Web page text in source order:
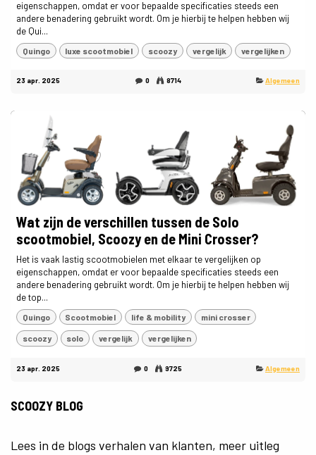
eigenschappen, omdat er voor bepaalde specificaties steeds een
andere benadering gebruikt wordt. Om je hierbij te helpen hebben wij
de Qui...
Quingo luxe scootmobiel scoozy vergelijk vergelijken
23 apr. 2025 0 8714 Algemeen
Wat zijn de verschillen tussen de Solo
scootmobiel, Scoozy en de Mini Crosser?
Het is vaak lastig scootmobielen met elkaar te vergelijken op
eigenschappen, omdat er voor bepaalde specificaties steeds een
andere benadering gebruikt wordt. Om je hierbij te helpen hebben wij
de top...
Quingo Scootmobiel life & mobility mini crosser
scoozy solo vergelijk vergelijken
23 apr. 2025 0 9725 Algemeen
SCOOZY BLOG
Lees in de blogs verhalen van klanten, meer uitleg